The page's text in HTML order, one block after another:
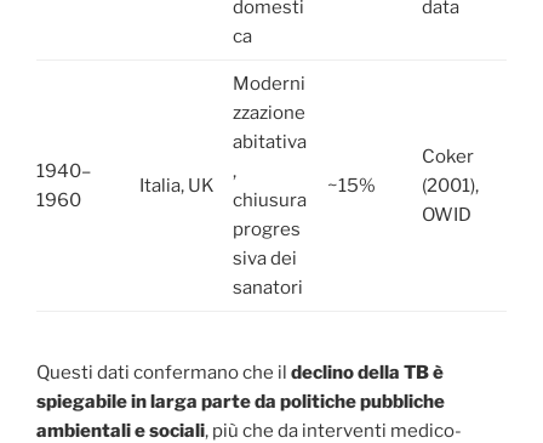
domesti
ca
data
1940–
1960
Italia, UK
Moderni
zzazione
abitativa
,
chiusura
progres
siva dei
sanatori
~15%
Coker
(2001),
OWID
Questi dati confermano che il declino della TB è
spiegabile in larga parte da politiche pubbliche
ambientali e sociali, più che da interventi medico-